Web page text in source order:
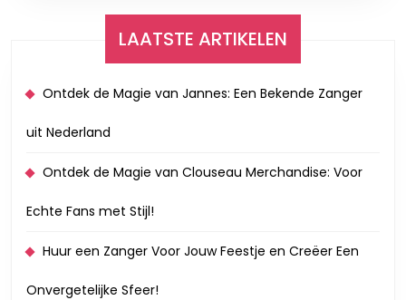
LAATSTE ARTIKELEN
Ontdek de Magie van Jannes: Een Bekende Zanger
uit Nederland
Ontdek de Magie van Clouseau Merchandise: Voor
Echte Fans met Stijl!
Huur een Zanger Voor Jouw Feestje en Creëer Een
Onvergetelijke Sfeer!